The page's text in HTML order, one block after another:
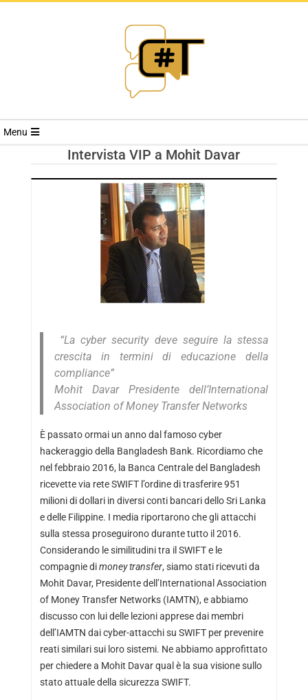
RIVISTA
TRENDS
Menu
Intervista VIP a Mohit Davar
“La cyber security deve seguire la stessa
crescita in termini di educazione della
compliance”
Mohit Davar Presidente dell’International
Association of Money Transfer Networks
È passato ormai un anno dal famoso cyber
hackeraggio della Bangladesh Bank. Ricordiamo che
nel febbraio 2016, la Banca Centrale del Bangladesh
ricevette via rete SWIFT l’ordine di trasferire 951
milioni di dollari in diversi conti bancari dello Sri Lanka
e delle Filippine. I media riportarono che gli attacchi
sulla stessa proseguirono durante tutto il 2016.
Considerando le similitudini tra il SWIFT e le
compagnie dimoney transfer, siamo stati ricevuti da
Mohit Davar, Presidente dell’International Association
of Money Transfer Networks (IAMTN), e abbiamo
discusso con lui delle lezioni apprese dai membri
dell’IAMTN dai cyber-attacchi su SWIFT per prevenire
reati similari sui loro sistemi. Ne abbiamo approfittato
per chiedere a Mohit Davar qual è la sua visione sullo
stato attuale della sicurezza SWIFT.